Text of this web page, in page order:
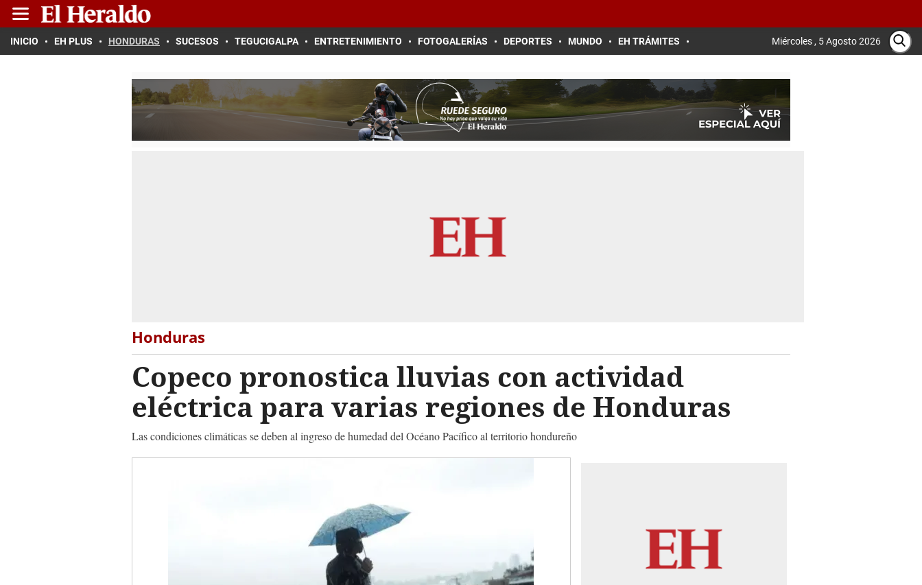
INICIO EH PLUS HONDURAS SUCESOS TEGUCIGALPA ENTRETENIMIENTO FOTOGALERÍAS DEPORTES MUNDO EH TRÁMITES Miércoles , 5 Agosto 2026
Honduras
Copeco pronostica lluvias con actividad
eléctrica para varias regiones de Honduras
Las condiciones climáticas se deben al ingreso de humedad del Océano Pacífico al territorio hondureño